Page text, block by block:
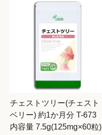
チェストツリー(チェスト
ベリー) 約1か月分 T-673
内容量 7.5g(125mg×60粒)